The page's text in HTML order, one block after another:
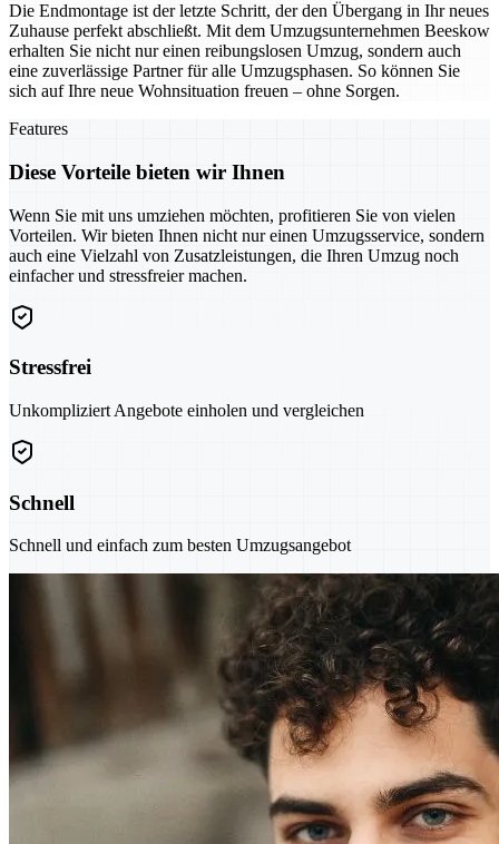
Die Endmontage ist der letzte Schritt, der den Übergang in Ihr neues
Zuhause perfekt abschließt. Mit dem Umzugsunternehmen Beeskow
erhalten Sie nicht nur einen reibungslosen Umzug, sondern auch
eine zuverlässige Partner für alle Umzugsphasen. So können Sie
sich auf Ihre neue Wohnsituation freuen – ohne Sorgen.
Features
Diese Vorteile bieten wir Ihnen
Wenn Sie mit uns umziehen möchten, profitieren Sie von vielen
Vorteilen. Wir bieten Ihnen nicht nur einen Umzugsservice, sondern
auch eine Vielzahl von Zusatzleistungen, die Ihren Umzug noch
einfacher und stressfreier machen.
Stressfrei
Unkompliziert Angebote einholen und vergleichen
Schnell
Schnell und einfach zum besten Umzugsangebot